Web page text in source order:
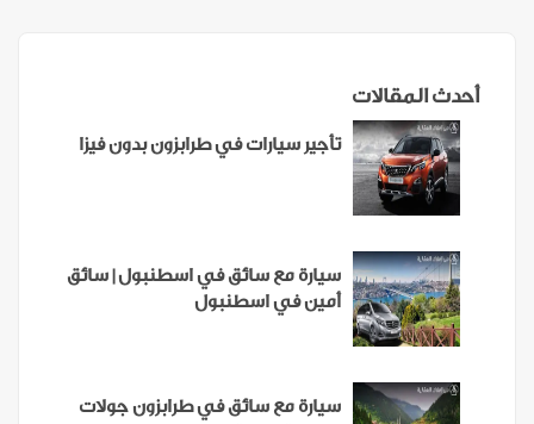
أحدث المقالات
تأجير سيارات في طرابزون بدون فيزا
سيارة مع سائق في اسطنبول | سائق
أمين في اسطنبول
سيارة مع سائق في طرابزون جولات